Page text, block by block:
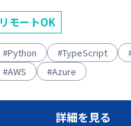
リモートOK
Python TypeScript
AWS
Azure
詳細を見る